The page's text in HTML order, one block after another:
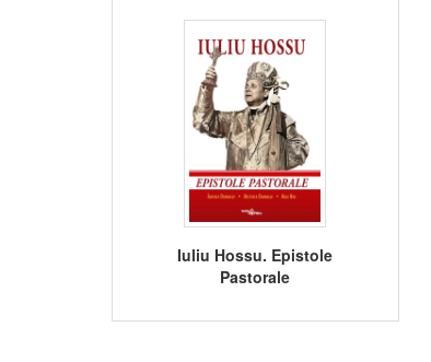
Iuliu Hossu. Epistole
Pastorale